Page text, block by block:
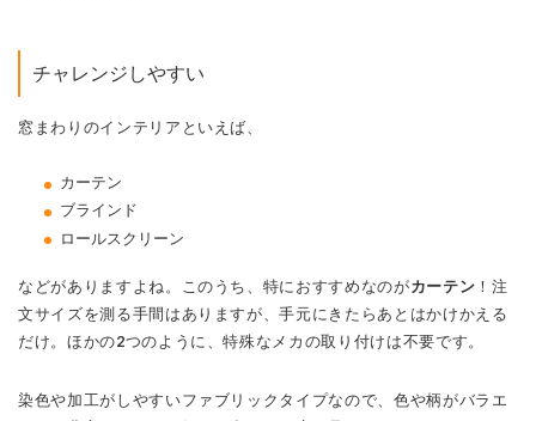
チャレンジしやすい
窓まわりのインテリアといえば、
カーテン
ブラインド
ロールスクリーン
などがありますよね。このうち、特におすすめなのがカーテン ！注
文サイズを測る手間はありますが、手元にきたらあとはかけかえる
だけ。ほかの2つのように、特殊なメカの取り付けは不要です。
染色や加工がしやすいファブリックタイプなので、色や柄がバラエ